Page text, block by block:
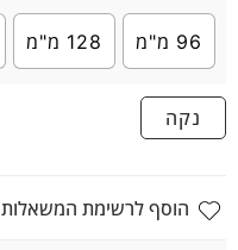
96 מ"מ 128 מ"מ
נקה
הוסף לרשימת המשאלות